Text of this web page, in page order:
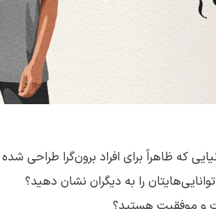
که ظاهراً برای افراد برون‌گرا طراحی
را به دیگران نشان دهید؟